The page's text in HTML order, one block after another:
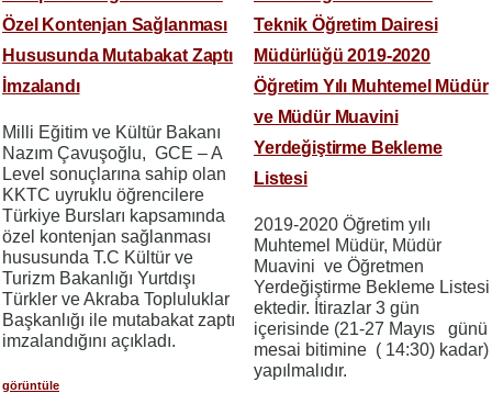
Özel Kontenjan Sağlanması
Hususunda Mutabakat Zaptı
İmzalandı
Milli Eğitim ve Kültür Bakanı
Nazım Çavuşoğlu, GCE – A
Level sonuçlarına sahip olan
KKTC uyruklu öğrencilere
Türkiye Bursları kapsamında
özel kontenjan sağlanması
hususunda T.C Kültür ve
Turizm Bakanlığı Yurtdışı
Türkler ve Akraba Topluluklar
Başkanlığı ile mutabakat zaptı
imzalandığını açıkladı.
görüntüle
Teknik Öğretim Dairesi
Müdürlüğü 2019-2020
Öğretim Yılı Muhtemel Müdür
ve Müdür Muavini
Yerdeğiştirme Bekleme
Listesi
2019-2020 Öğretim yılı
Muhtemel Müdür, Müdür
Muavini ve Öğretmen
Yerdeğiştirme Bekleme Listesi
ektedir. İtirazlar 3 gün
içerisinde (21-27 Mayıs günü
mesai bitimine ( 14:30) kadar)
yapılmalıdır.